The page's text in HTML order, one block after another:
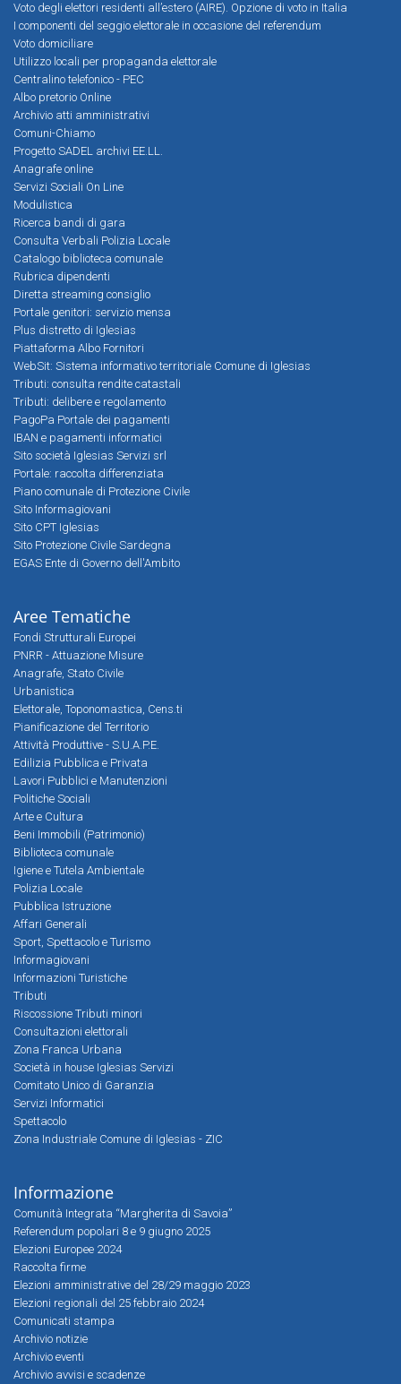
Voto degli elettori residenti all’estero (AIRE). Opzione di voto in Italia
I componenti del seggio elettorale in occasione del referendum
Voto domiciliare
Utilizzo locali per propaganda elettorale
Centralino telefonico - PEC
Albo pretorio Online
Archivio atti amministrativi
Comuni-Chiamo
Progetto SADEL archivi EE.LL.
Anagrafe online
Servizi Sociali On Line
Modulistica
Ricerca bandi di gara
Consulta Verbali Polizia Locale
Catalogo biblioteca comunale
Rubrica dipendenti
Diretta streaming consiglio
Portale genitori: servizio mensa
Plus distretto di Iglesias
Piattaforma Albo Fornitori
WebSit: Sistema informativo territoriale Comune di Iglesias
Tributi: consulta rendite catastali
Tributi: delibere e regolamento
PagoPa Portale dei pagamenti
IBAN e pagamenti informatici
Sito società Iglesias Servizi srl
Portale: raccolta differenziata
Piano comunale di Protezione Civile
Sito Informagiovani
Sito CPT Iglesias
Sito Protezione Civile Sardegna
EGAS Ente di Governo dell'Ambito
Aree Tematiche
Fondi Strutturali Europei
PNRR - Attuazione Misure
Anagrafe, Stato Civile
Urbanistica
Elettorale, Toponomastica, Cens.ti
Pianificazione del Territorio
Attività Produttive - S.U.A.P.E.
Edilizia Pubblica e Privata
Lavori Pubblici e Manutenzioni
Politiche Sociali
Arte e Cultura
Beni Immobili (Patrimonio)
Biblioteca comunale
Igiene e Tutela Ambientale
Polizia Locale
Pubblica Istruzione
Affari Generali
Sport, Spettacolo e Turismo
Informagiovani
Informazioni Turistiche
Tributi
Riscossione Tributi minori
Consultazioni elettorali
Zona Franca Urbana
Società in house Iglesias Servizi
Comitato Unico di Garanzia
Servizi Informatici
Spettacolo
Zona Industriale Comune di Iglesias - ZIC
Informazione
Comunità Integrata “Margherita di Savoia”
Referendum popolari 8 e 9 giugno 2025
Elezioni Europee 2024
Raccolta firme
Elezioni amministrative del 28/29 maggio 2023
Elezioni regionali del 25 febbraio 2024
Comunicati stampa
Archivio notizie
Archivio eventi
Archivio avvisi e scadenze